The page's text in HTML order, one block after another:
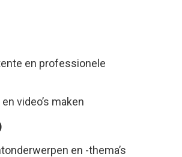
en professionele
video’s maken
en -thema’s